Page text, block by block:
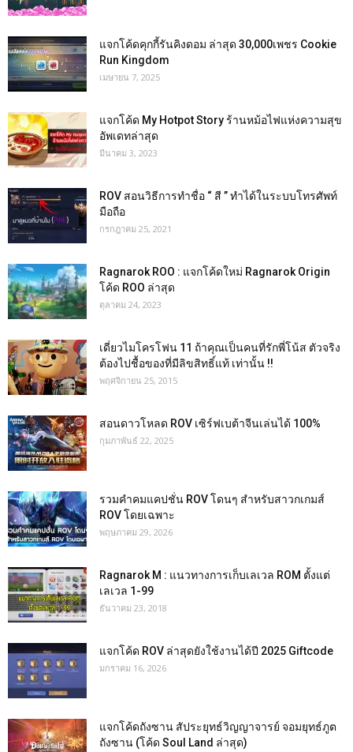
แจกโค้ดคุกกี้รันคิงดอม ล่าสุด 30,000เพชร Cookie
Run Kingdom
เมษายน 7, 2025
แจกโค้ด My Hotpot Story ร้านหม้อไฟแห่งความสุข
อัพเดทล่าสุด
มีนาคม 3, 2023
ROV สอนวิธีการทำชื่อ “ สี ” ทำได้ในระบบโทรศัพท์
มือถือ
กรกฎาคม 25, 2021
Ragnarok ROO : แจกโค้ดใหม่ Ragnarok Origin
โค้ด ROO ล่าสุด
ตุลาคม 24, 2023
เดี่ยวไมโครโฟน 11 ถ้าคุณเป็นคนที่รักพี่โน้ส ตัวจริง
ต้องไปชื้อของที่มีลิขสิทธิ์แท้ เท่านั้น !!
พฤศจิกายน 25, 2015
สอนดาวโหลด ROV เซิร์ฟเบต้าจีนเล่นได้ 100%
กุมภาพันธ์ 22, 2025
รวมคำคมแคปชั่น ROV โดนๆ สำหรับสาวกเกมส์
ROV โดยเฉพาะ
พฤษภาคม 29, 2026
Ragnarok M : แนวทางการเก็บเลเวล ROM ตั้งแต่
เลเวล 1-99
ธันวาคม 23, 2018
แจกโค้ด ROV ล่าสุดยังใช้งานได้ปี 2025 Giftcode
มกราคม 16, 2026
แจกโค้ดถังซาน สัประยุทธ์วิญญาจารย์ จอมยุทธ์ภูต
ถังซาน (โค้ด Soul Land ล่าสุด)